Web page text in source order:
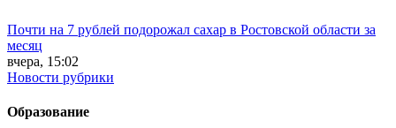
Почти на 7 рублей подорожал сахар в Ростовской области за
месяц
вчера, 15:02
Новости рубрики
Образование